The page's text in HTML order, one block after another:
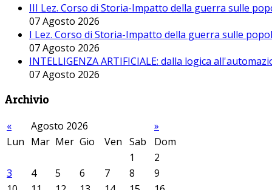
III Lez. Corso di Storia-Impatto della guerra sulle
07 Agosto 2026
I Lez. Corso di Storia-Impatto della guerra sulle
07 Agosto 2026
INTELLIGENZA ARTIFICIALE: dalla logica
07 Agosto 2026
Archivio
« Agosto 2026
»
Lun Mar Mer Gio Ven Sab
Dom
1
2
3
4 5 6 7 8
9